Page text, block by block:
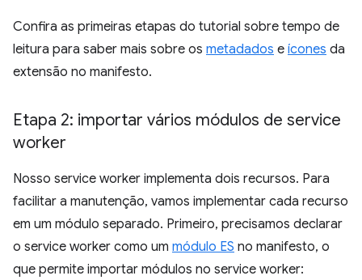
Confira as primeiras etapas do tutorial sobre tempo de
leitura para saber mais sobre os metadados e ícones da
extensão no manifesto.
Etapa 2: importar vários módulos de service
worker
Nosso service worker implementa dois recursos. Para
facilitar a manutenção, vamos implementar cada recurso
em um módulo separado. Primeiro, precisamos declarar
o service worker como um módulo ES no manifesto, o
que permite importar módulos no service worker: